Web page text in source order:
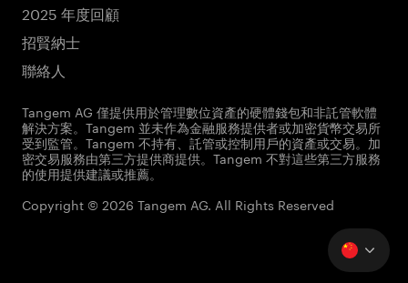
2025 年度回顧
招賢納士
聯絡人
Tangem AG 僅提供用於管理數位資產的硬體錢包和非託管軟體
解決方案。Tangem 並未作為金融服務提供者或加密貨幣交易所
受到監管。Tangem 不持有、託管或控制用戶的資產或交易。加
密交易服務由第三方提供商提供。Tangem 不對這些第三方服務
的使用提供建議或推薦。